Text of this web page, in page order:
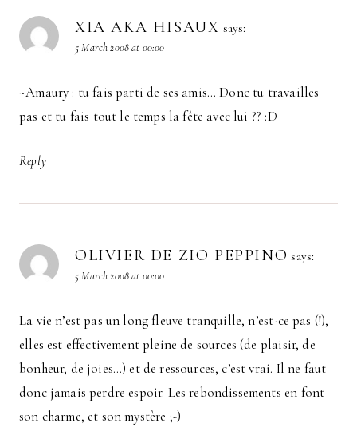
XIA AKA HISAUX says:
5 March 2008 at 00:00
~Amaury : tu fais parti de ses amis… Donc tu travailles
pas et tu fais tout le temps la fête avec lui ?? :D
Reply
OLIVIER DE ZIO PEPPINO says:
5 March 2008 at 00:00
La vie n’est pas un long fleuve tranquille, n’est-ce pas (!),
elles est effectivement pleine de sources (de plaisir, de
bonheur, de joies…) et de ressources, c’est vrai. Il ne faut
donc jamais perdre espoir. Les rebondissements en font
son charme, et son mystère ;-)